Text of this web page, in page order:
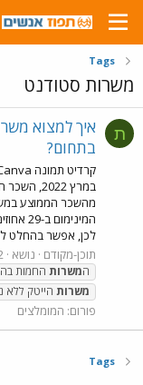
Tags
משרות סטודנט
ת
איך למצוא
בתחום?
לכן, אפשר בהחלט
תוכן-מקודם
נושא
expoint- המשרות החמות
משרות הייטק ללא
פורום: המומלצים
Tags